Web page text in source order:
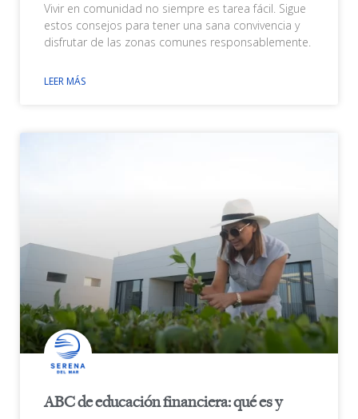
Vivir en comunidad no siempre es tarea fácil. Sigue
estos consejos para tener una sana convivencia y
disfrutar de las zonas comunes responsablemente.
LEER MÁS
ABC de educación financiera: qué es y